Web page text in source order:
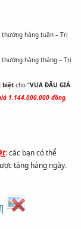
thưởng hàng tuần – Trị
thưởng hàng tháng – Trị
biệt cho “VUA ĐẤU GIÁ
iá 1.144.000.000 đồng
:các bạn có thể
tặng hàng ngày.